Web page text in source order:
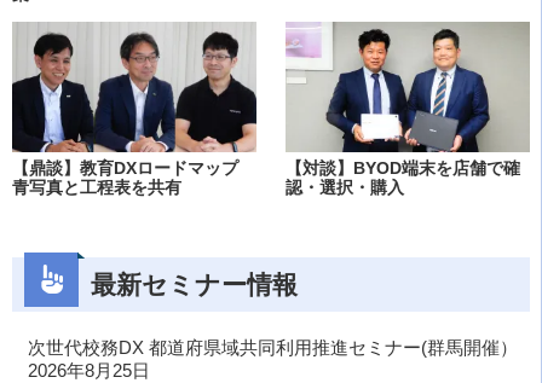
【鼎談】教育DXロードマップ
青写真と工程表を共有
【対談】BYOD端末を店舗で確
認・選択・購入
最新セミナー情報
次世代校務DX 都道府県域共同利用推進セミナー(群馬開催）
2026年8月25日